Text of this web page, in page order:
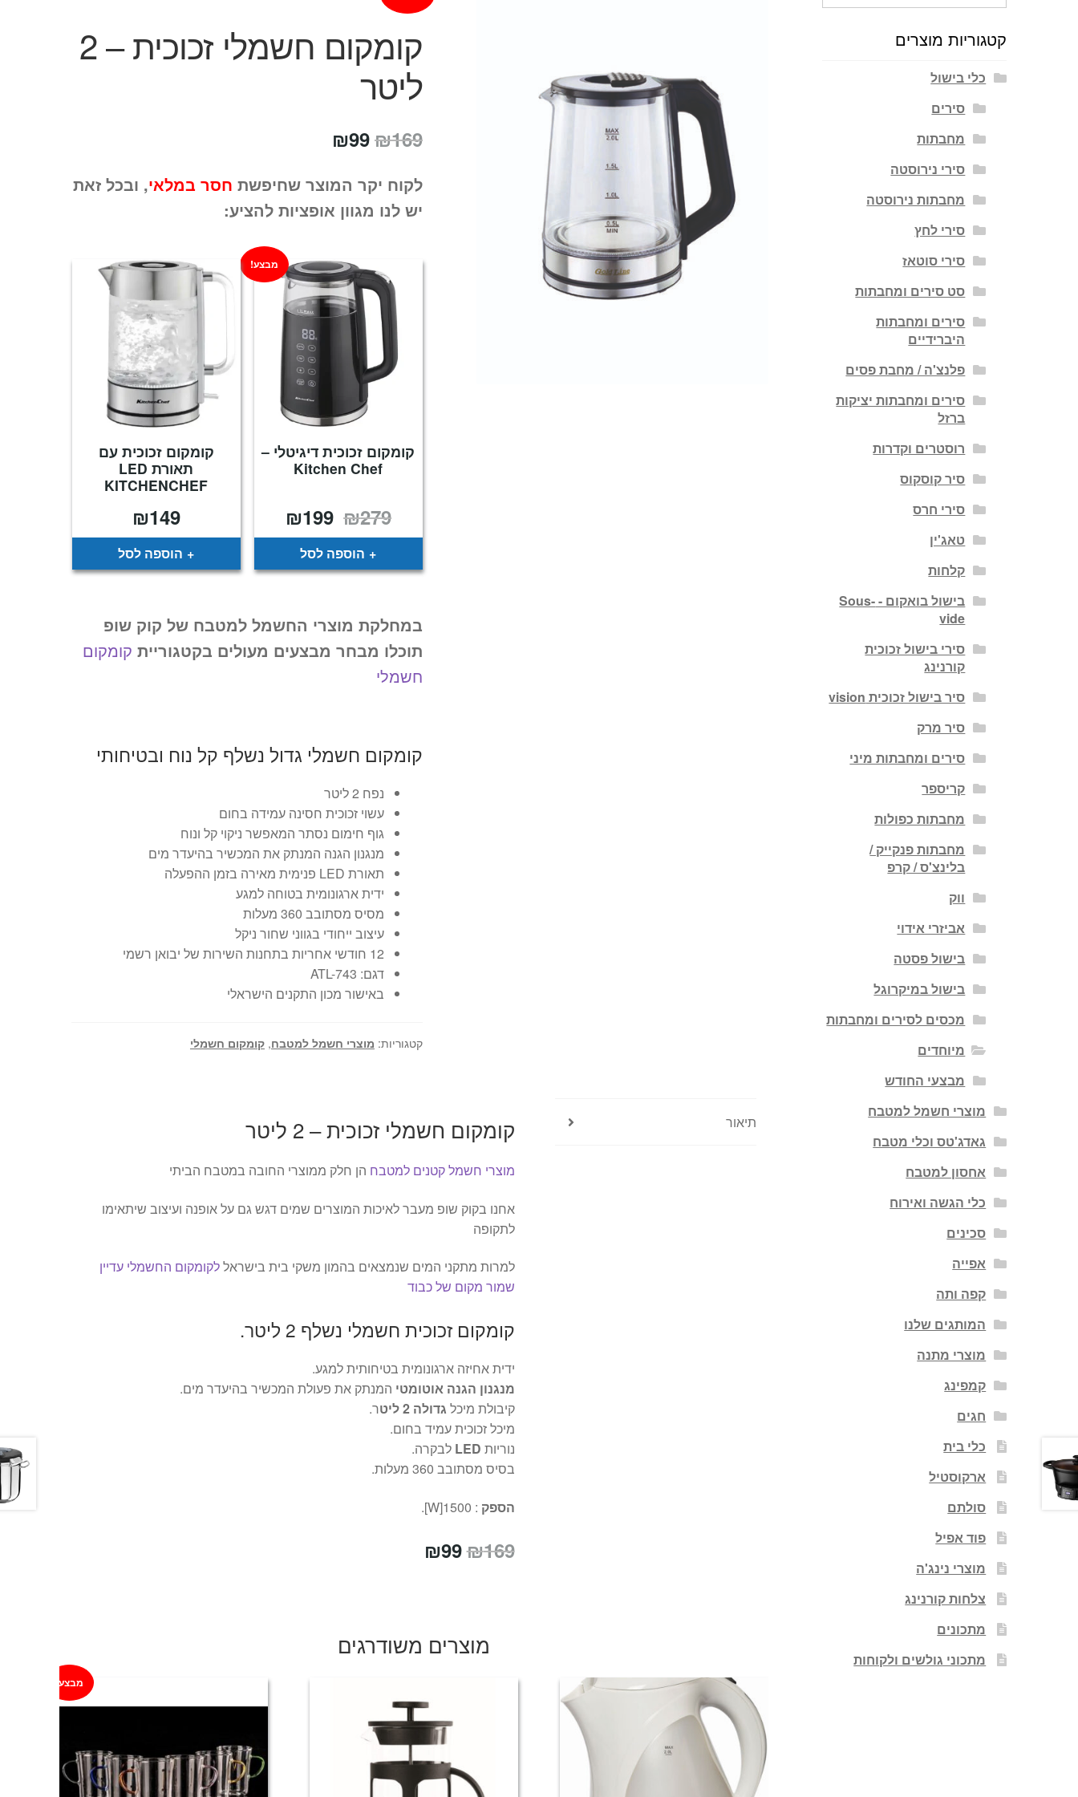
קומקום חשמלי זכוכית – 2
ליטר
₪169
המחיר
היה:
₪169.
₪99
הוא:
₪99.
לקוח יקר המוצר שחיפשת חסר במלאי, ובכל זאת
יש לנו מגוון אופציות להציע:
קומקום זכוכית דיגיטלי –
Kitchen Chef
מבצע!
₪279 המחיר
המקורי
היה:
₪279.
₪199
הוא:
הוספה לסל
קומקום זכוכית עם
תאורת LED
KITCHENCHEF
₪149
הוספה לסל
במחלקת מוצרי החשמל למטבח של קוק שופ
תוכלו מבחר מבצעים מעולים בקטגוריית קומקום
חשמלי
קומקום חשמלי גדול נשלף קל נוח ובטיחותי
נפח 2 ליטר
עשוי זכוכית חסינה עמידה בחום
גוף חימום נסתר המאפשר ניקוי קל ונוח
מנגנון הגנה המנתק את המכשיר בהיעדר מים
תאורת LED פנימית מאירה בזמן ההפעלה
ידית ארגונומית בטוחה למגע
מסיס מסתובב 360 מעלות
עיצוב ייחודי בגווני שחור ניקל
12 חודשי אחריות בתחנות השירות של יבואן רשמי
דגם: ATL-743
באישור מכון התקנים הישראלי
קטגוריות: מוצרי חשמל למטבח,קומקום חשמלי
תיאור קומקום חשמלי זכוכית – 2 ליטר
מוצרי חשמל קטנים למטבח הן חלק ממוצרי החובה במטבח הביתי
אחנו בקוק שופ מעבר לאיכות המוצרים שמים דגש גם על אופנה ועיצוב שיתאימו
לתקופה
למרות מתקני המים שנמצאים בהמון משקי בית בישראללקומקום החשמלי עדיין
שמור מקום של כבוד
קומקום זכוכית חשמלי נשלף 2 ליטר.
ידית אחיזה ארגונומית בטיחותית למגע.
מנגנון הגנה אוטומטי המנתק את פעולת המכשיר בהיעדר מים.
קיבולת מיכל גדולה 2 ליט
ר.
מיכל זכוכית עמיד בחום.
נוריות LED לבקרה.
בסיס מסתובב 360 מעלות.
הספק : 1500[W].
₪169
המחיר
₪169.
₪99
₪99.
מוצרים משודרגים
מבצע!
קטגוריות מוצרים
כלי בישול
סירים
מחבתות
סירי נירוסטה
מחבתות נירוסטה
סירי לחץ
סירי סוטאז
סט סירים ומחבתות
סירים ומחבתות
היברידיים
פלנצ'ה / מחבת פסים
סירים ומחבתות יציקות
ברזל
רוסטרים וקדרות
סיר קוסקוס
סירי חרס
טאג'ין
קלחות
בישול בואקום - Sous-
vide
סירי בישול זכוכית
קורנינג
סיר בישול זכוכית vision
סיר מרק
סירים ומחבתות מיני
קריספר
מחבתות כפולות
מחבתות פנקייק /
בלינצ'ס / קרפ
ווק
אביזרי אידוי
בישול פסטה
בישול במיקרוגל
מכסים לסירים ומחבתות
מיוחדים
מבצעי החודש
מוצרי חשמל למטבח
גאדג'טס וכלי מטבח
אחסון למטבח
כלי הגשה ואירוח
סכינים
אפייה
קפה ותה
המותגים שלנו
מוצרי מתנה
קמפינג
חגים
כלי בית
ארקוסטיל
סולתם
פוד אפיל
מוצרי נינג'ה
צלחות קורנינג
מתכונים
מתכוני גולשים ולקוחות